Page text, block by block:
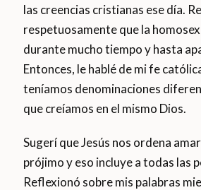
las creencias cristianas ese día.
respetuosamente que la
durante mucho tiempo y hasta
Entonces, le hablé de mi fe
teníamos denominaciones
que creíamos en el mismo Dios.
Sugerí que Jesús nos ordena
prójimo y eso incluye a todas las
Reflexionó sobre mis palabras